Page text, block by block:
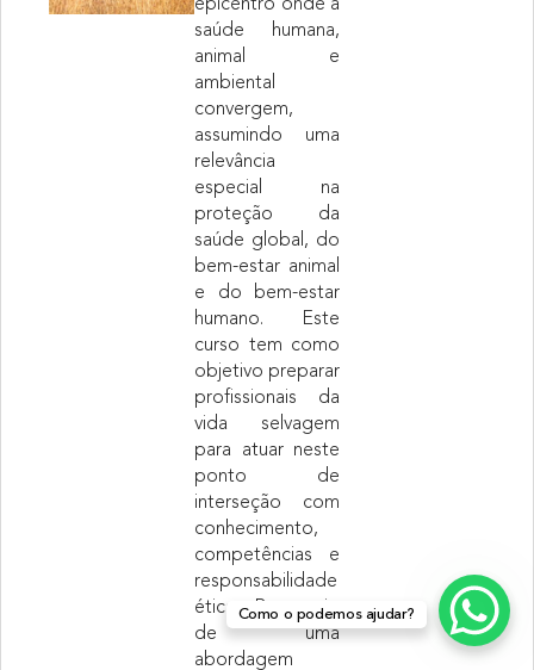
epicentro onde a
saúde humana,
animal e
ambiental
convergem,
assumindo uma
relevância
especial na
proteção da
saúde global, do
bem-estar animal
e do bem-estar
humano. Este
curso tem como
objetivo preparar
profissionais da
vida selvagem
para atuar neste
ponto de
interseção com
conhecimento,
competências e
responsabilidade
ética. Por meio
de uma
abordagem
Como o podemos ajudar?